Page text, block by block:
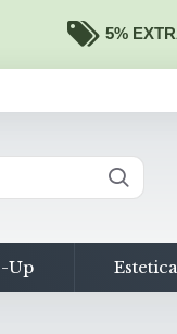
5%
Up Estetica